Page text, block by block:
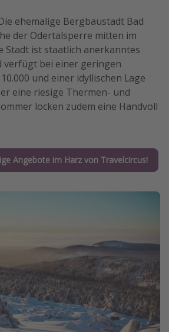
ehemalige Bergbaustadt Bad
der Odertalsperre mitten im
Stadt ist staatlich anerkanntes
verfügt bei einer geringen
und einer idyllischen Lage
eine riesige Thermen- und
locken zudem eine Handvoll
Angebote im Harz von Travelcircus!